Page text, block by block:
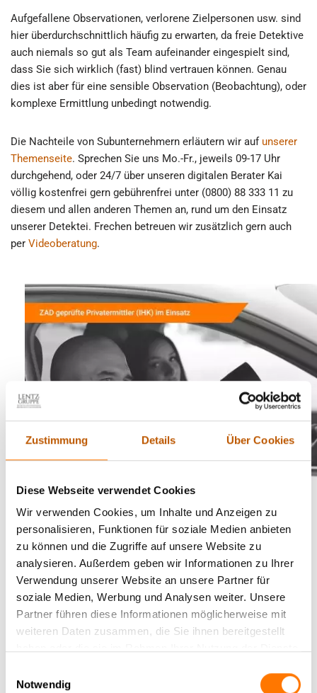
Zustimmung Details Über Cookies
Diese Webseite verwendet Cookies
Wir verwenden Cookies, um Inhalte und Anzeigen zu
personalisieren, Funktionen für soziale Medien anbieten
zu können und die Zugriffe auf unsere Website zu
analysieren. Außerdem geben wir Informationen zu Ihrer
Verwendung unserer Website an unsere Partner für
soziale Medien, Werbung und Analysen weiter. Unsere
Partner führen diese Informationen möglicherweise mit
weiteren Daten zusammen, die Sie ihnen bereitgestellt
Notwendig
Aufgefallene Observationen, verlorene Zielpersonen usw. sind
hier überdurchschnittlich häufig zu erwarten, da freie Detektive
auch niemals so gut als Team aufeinander eingespielt sind,
dass Sie sich wirklich (fast) blind vertrauen können. Genau
dies ist aber für eine sensible Observation (Beobachtung), oder
komplexe Ermittlung unbedingt notwendig.
Die Nachteile von Subunternehmern erläutern wir auf unserer
Themenseite. Sprechen Sie uns Mo.-Fr., jeweils 09-17 Uhr
durchgehend, oder 24/7 über unseren digitalen Berater Kai
völlig kostenfrei gern gebührenfrei unter (0800) 88 333 11 zu
diesem und allen anderen Themen an, rund um den Einsatz
unserer Detektei. Frechen betreuen wir zusätzlich gern auch
per Videoberatung.
Warum keine Subunternehmer in unserer Detektei für
Frechen?
Nun, die Frage ist denkbar einfach zu beantworten. Wir
beschäftigen auch als -Detektei für Frechen ausschließlich
zweijährig in Vollzeit ausgebildete ‚ZAD geprüfte
Privatermittler (IHK)‘ in exklusiver Festanstellung aus Gründen
der hohen Qualität, die in unserer Branche so praktisch
Detektiven bearbeitet wird, sichern wir Ihnen auch vertraglich,